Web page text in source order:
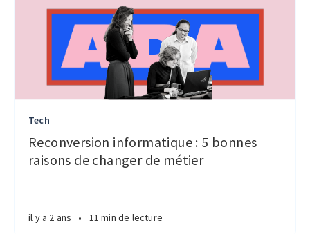
Tech
Reconversion informatique : 5 bonnes
raisons de changer de métier
il y a 2 ans • 11 min de lecture